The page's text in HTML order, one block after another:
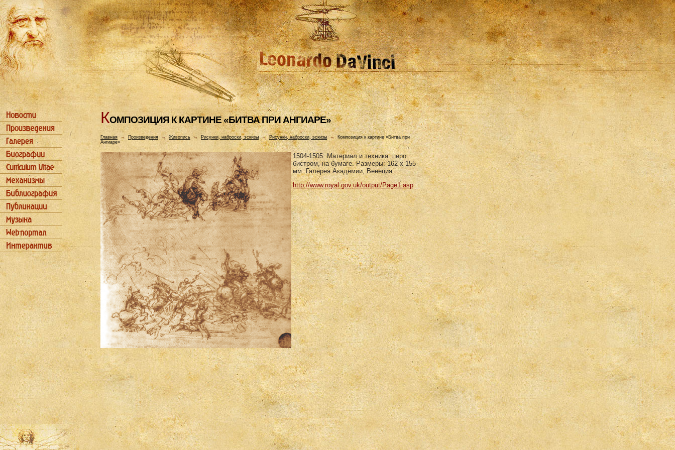
КОМПОЗИЦИЯ К КАРТИHЕ «БИТВА ПРИ АHГИАРЕ»
Главная→ Произведения → Живопись → Рисунки, наброски, эскизы →Рисунки, наброски, эскизы→Композиция к картине «Битва при
Ангиаре»
1504-1505. Материал и техника: перо
бистром, на бумаге. Размеры: 162 х 155
мм. Галерея Академии, Венеция.
http://www.royal.gov.uk/output/Page1.asp